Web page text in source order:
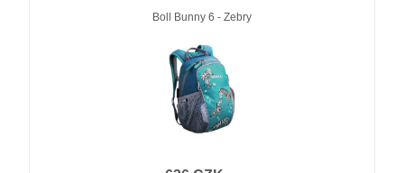
Boll Bunny 6 - Zebry